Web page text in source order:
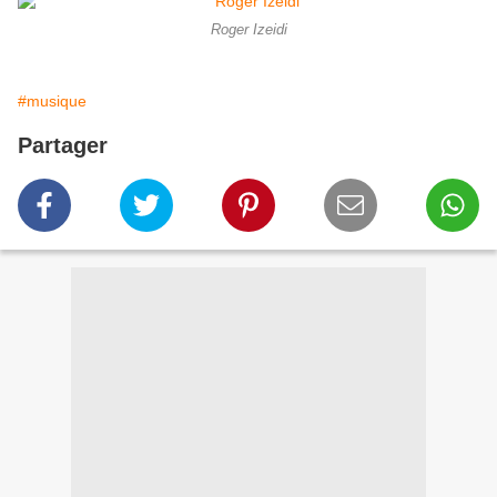
Roger Izeidi
#musique
Partager